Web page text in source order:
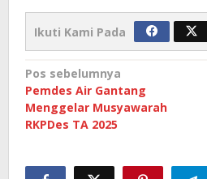
Ikuti Kami Pada
Navigasi
pos
Pos sebelumnya
Pemdes Air Gantang
Menggelar Musyawarah
RKPDes TA 2025